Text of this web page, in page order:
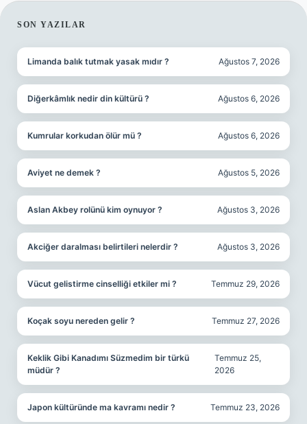
SIDEBAR
SON YAZILAR
Limanda balık tutmak yasak mıdır ? Ağustos 7, 2026
Diğerkâmlık nedir din kültürü ? Ağustos 6, 2026
Kumrular korkudan ölür mü ? Ağustos 6, 2026
Aviyet ne demek ? Ağustos 5, 2026
Aslan Akbey rolünü kim oynuyor ? Ağustos 3, 2026
Akciğer daralması belirtileri nelerdir ? Ağustos 3, 2026
Vücut gelistirme cinselliği etkiler mi ? Temmuz 29, 2026
Koçak soyu nereden gelir ? Temmuz 27, 2026
Keklik Gibi Kanadımı Süzmedim bir türkü
müdür ?
Temmuz 25,
2026
Japon kültüründe ma kavramı nedir ? Temmuz 23, 2026